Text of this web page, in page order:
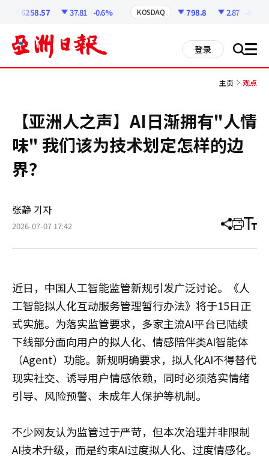
6258.57 37.81 -0.6% KOSDAQ 798.8 2.87 -0.36%
登录 搜 all
主页 观点
【亚洲人之声】AI日渐拥有"人情
味" 我们该为技术划定怎样的边
界？
张静 기자
2026-07-07 17:42 分
章
打 调
小
近日，中国人工智能监管新规引发广泛讨论。《人
工智能拟人化互动服务管理暂行办法》将于15日正
式实施。为落实监管要求，多家主流AI平台已陆续
下线部分面向用户的拟人化、情感陪伴类AI智能体
（Agent）功能。新规明确要求，拟人化AI不得替代
现实社交、诱导用户情感依赖，同时必须落实情绪
引导、风险预警、未成年人保护等机制。
不少网友认为监管过于严苛，但本次治理并非限制
AI技术升级，而是约束AI过度拟人化、过度情感化。